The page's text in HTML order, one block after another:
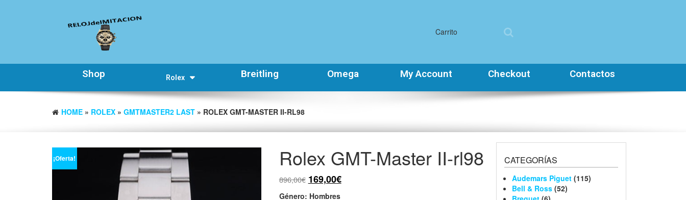
Carrito
Shop Rolex Breitling Omega My Account Checkout Contactos
HOME » ROLEX » GMTMASTER2 LAST » ROLEX GMT-MASTER II-RL98
¡Oferta! Rolex GMT-Master II-rl98
896,00€ 169,00€
Género: Hombres
CATEGORÍAS
Audemars Piguet (115)
Bell & Ross (52)